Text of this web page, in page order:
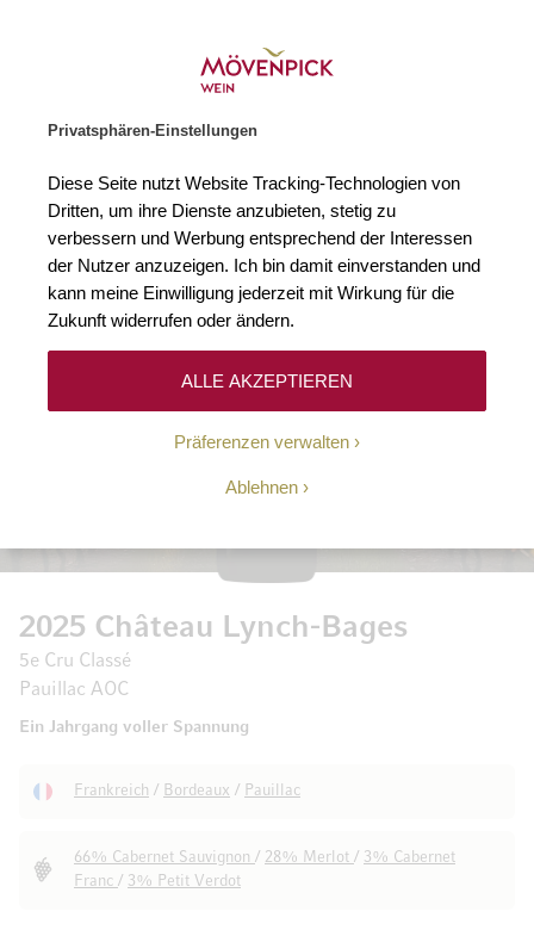
Privatsphären-Einstellungen
Diese Seite nutzt Website Tracking-Technologien von
Dritten, um ihre Dienste anzubieten, stetig zu
verbessern und Werbung entsprechend der Interessen
der Nutzer anzuzeigen. Ich bin damit einverstanden und
kann meine Einwilligung jederzeit mit Wirkung für die
Zukunft widerrufen oder ändern.
Präferenzen verwalten
Ablehnen
ALLE AKZEPTIEREN
2025 Château Lynch-Bages
5e Cru Classé
Pauillac AOC
Ein Jahrgang voller Spannung
Frankreich / Bordeaux / Pauillac
66% Cabernet Sauvignon / 28% Merlot / 3% Cabernet
Franc / 3% Petit Verdot
Zum Ende der Bildgalerie springen
Zum Anfang der